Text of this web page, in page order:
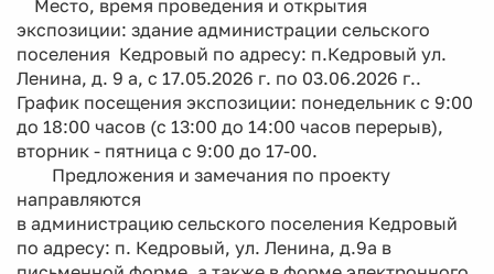
Место, время проведения и открытия
экспозиции: здание администрации сельского
поселения Кедровый по адресу: п.Кедровый ул.
Ленина, д. 9 а, с 17.05.2026 г. по 03.06.2026 г..
График посещения экспозиции: понедельник с 9:00
до 18:00 часов (с 13:00 до 14:00 часов перерыв),
вторник - пятница с 9:00 до 17-00.
Предложения и замечания по проекту
направляются
в администрацию сельского поселения Кедровый
по адресу: п. Кедровый, ул. Ленина, д.9а в